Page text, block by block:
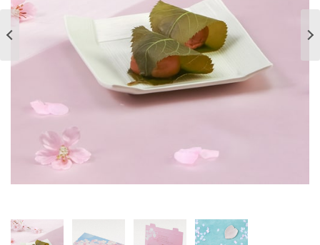
ご案内
初めての方へ ご利用ガイド
配送について
0120-12-2486